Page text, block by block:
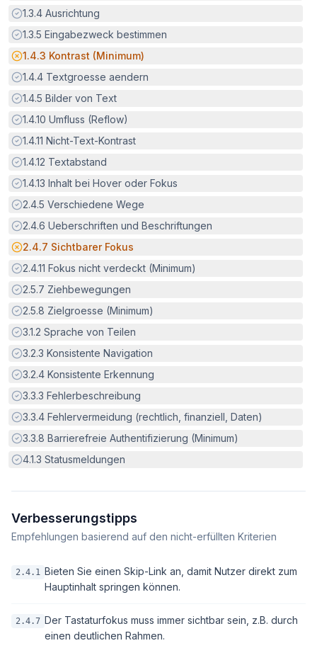
Erfüllt:
1.3.4 Ausrichtung
Erfüllt:
1.3.5 Eingabezweck bestimmen
Potenzielle Barriere:
1.4.3 Kontrast (Minimum)
Erfüllt:
1.4.4 Textgroesse aendern
Erfüllt:
1.4.5 Bilder von Text
Erfüllt:
1.4.10 Umfluss (Reflow)
Erfüllt:
1.4.11 Nicht-Text-Kontrast
Erfüllt:
1.4.12 Textabstand
Erfüllt:
1.4.13 Inhalt bei Hover oder Fokus
Erfüllt:
2.4.5 Verschiedene Wege
Erfüllt:
2.4.6 Ueberschriften und Beschriftungen
Potenzielle Barriere:
2.4.7 Sichtbarer Fokus
Erfüllt:
2.4.11 Fokus nicht verdeckt (Minimum)
Erfüllt:
2.5.7 Ziehbewegungen
Erfüllt:
2.5.8 Zielgroesse (Minimum)
Erfüllt:
3.1.2 Sprache von Teilen
Erfüllt:
3.2.3 Konsistente Navigation
Erfüllt:
3.2.4 Konsistente Erkennung
Erfüllt:
3.3.3 Fehlerbeschreibung
Erfüllt:
3.3.4 Fehlervermeidung (rechtlich, finanziell, Daten)
Erfüllt:
3.3.8 Barrierefreie Authentifizierung (Minimum)
Erfüllt:
4.1.3 Statusmeldungen
Verbesserungstipps
Empfehlungen basierend auf den nicht-erfüllten Kriterien
2.4.1 Bieten Sie einen Skip-Link an, damit Nutzer direkt zum
Hauptinhalt springen können.
2.4.7 Der Tastaturfokus muss immer sichtbar sein, z.B. durch
einen deutlichen Rahmen.